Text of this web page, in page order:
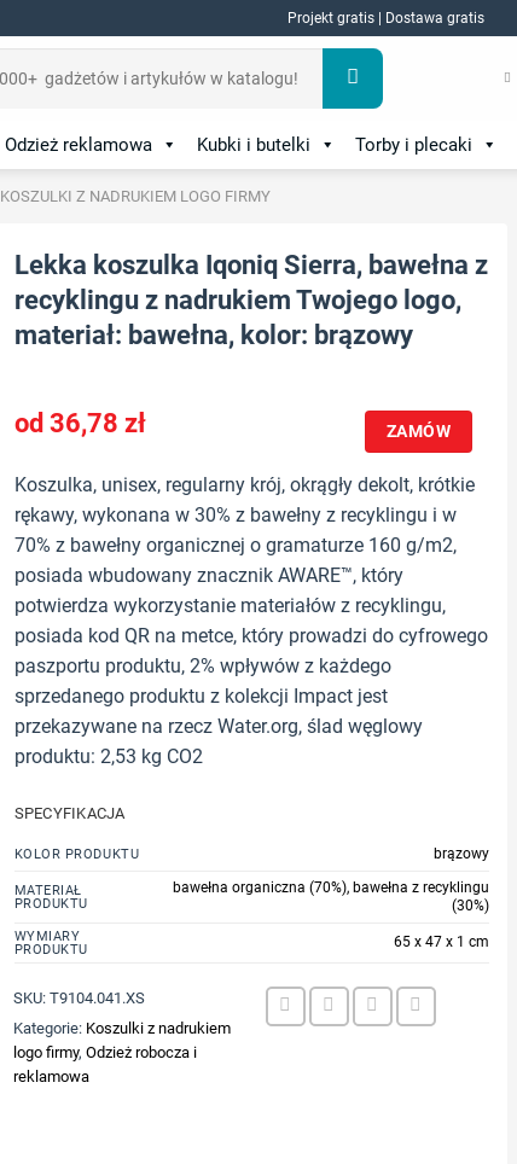
Projekt gratis | Dostawa gratis
Odzież reklamowa Kubki i butelki Torby i plecaki
KOSZULKI Z NADRUKIEM LOGO FIRMY
Lekka koszulka Iqoniq Sierra, bawełna z
recyklingu z nadrukiem Twojego logo,
materiał: bawełna, kolor: brązowy
36,78 zł ZAMÓW
Koszulka, unisex, regularny krój, okrągły dekolt, krótkie
rękawy, wykonana w 30% z bawełny z recyklingu i w
70% z bawełny organicznej o gramaturze 160 g/m2,
posiada wbudowany znacznik AWARE™, który
potwierdza wykorzystanie materiałów z recyklingu,
posiada kod QR na metce, który prowadzi do cyfrowego
paszportu produktu, 2% wpływów z każdego
sprzedanego produktu z kolekcji Impact jest
przekazywane na rzecz Water.org, ślad węglowy
produktu: 2,53 kg CO2
SPECYFIKACJA
KOLOR PRODUKTU brązowy
MATERIAŁ
PRODUKTU
bawełna organiczna (70%), bawełna z recyklingu
(30%)
WYMIARY
PRODUKTU
65 x 47 x 1 cm
SKU:T9104.041.XS
Kategorie: Koszulki z nadrukiem
logo firmy,Odzież robocza i
reklamowa